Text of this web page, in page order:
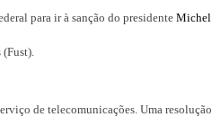
para ir à sanção do presidente Michel
de telecomunicações. Uma